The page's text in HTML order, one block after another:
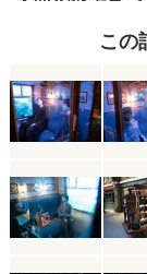
この